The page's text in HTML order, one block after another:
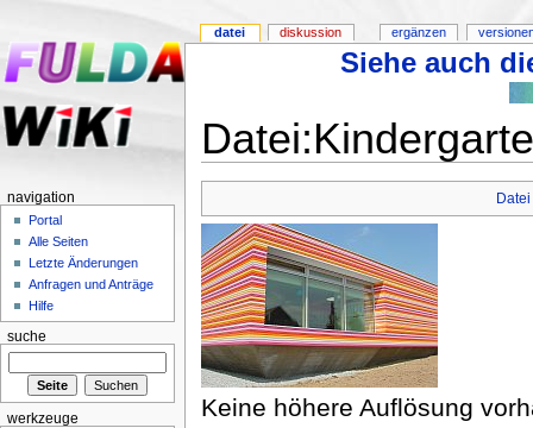
Siehe auch
Datei
Keine höhere Auflösung
datei diskussion ergänzen
navigation
Portal
Alle Seiten
Letzte Änderungen
Anfragen und Anträge
Hilfe
suche
werkzeuge